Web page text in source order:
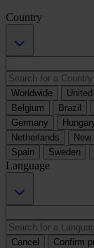
Country
Worldwide
Belgium
Brazil
Germany
Netherlands
New
Spain
Sweden
Language
Cancel
Confirm